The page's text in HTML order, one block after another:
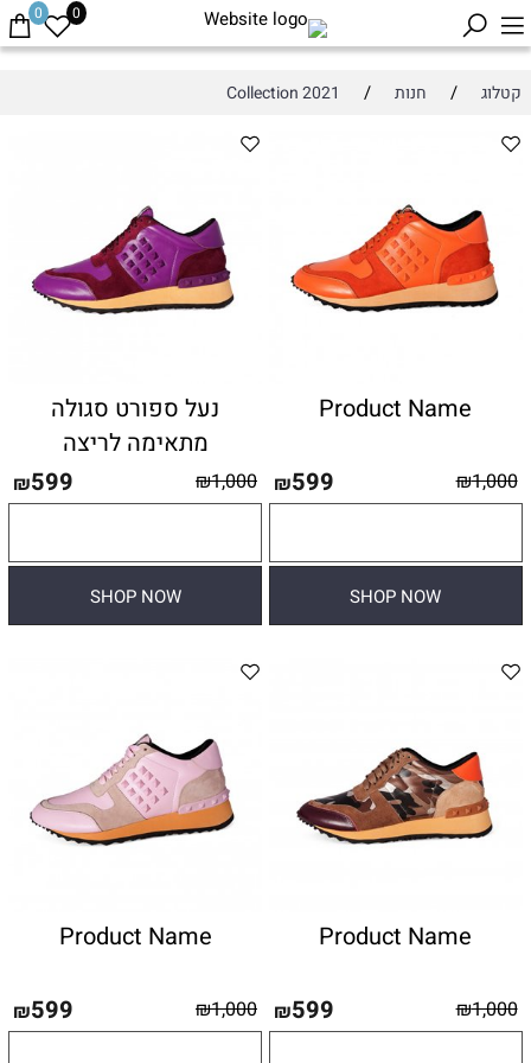
0 0
קטלוג / חנות /
Collection 2021
Product Name
₪1,000
₪599
SHOP NOW
נעל ספורט סגולה
מתאימה לריצה
₪1,000
₪599
SHOP NOW
Product Name
₪1,000
₪599
Product Name
₪1,000
₪599